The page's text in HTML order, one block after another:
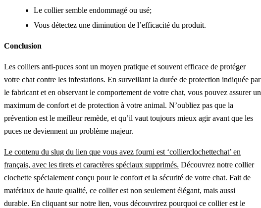
Le collier semble endommagé ou usé;
Vous détectez une diminution de l’efficacité du produit.
Conclusion
Les colliers anti-puces sont un moyen pratique et souvent efficace de protéger
votre chat contre les infestations. En surveillant la durée de protection indiquée par
le fabricant et en observant le comportement de votre chat, vous pouvez assurer un
maximum de confort et de protection à votre animal. N’oubliez pas que la
prévention est le meilleur remède, et qu’il vaut toujours mieux agir avant que les
puces ne deviennent un problème majeur.
Le contenu du slug du lien que vous avez fourni est ‘collierclochettechat’ en
français, avec les tirets et caractères spéciaux supprimés. Découvrez notre collier
clochette spécialement conçu pour le confort et la sécurité de votre chat. Fait de
matériaux de haute qualité, ce collier est non seulement élégant, mais aussi
durable. En cliquant sur notre lien, vous découvrirez pourquoi ce collier est le